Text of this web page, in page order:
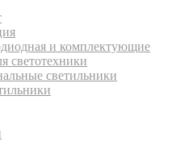
и комплектующие
светотехники
светильники